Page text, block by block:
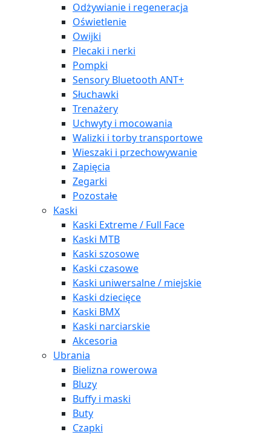
Odżywianie i regeneracja
Oświetlenie
Owijki
Plecaki i nerki
Pompki
Sensory Bluetooth ANT+
Słuchawki
Trenażery
Uchwyty i mocowania
Walizki i torby transportowe
Wieszaki i przechowywanie
Zapięcia
Zegarki
Pozostałe
Kaski
Kaski Extreme / Full Face
Kaski MTB
Kaski szosowe
Kaski czasowe
Kaski uniwersalne / miejskie
Kaski dziecięce
Kaski BMX
Kaski narciarskie
Akcesoria
Ubrania
Bielizna rowerowa
Bluzy
Buffy i maski
Buty
Czapki